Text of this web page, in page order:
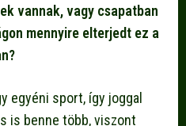
vannak, vagy csapatban
mennyire elterjedt ez a
egyéni sport, így joggal
is benne több, viszont